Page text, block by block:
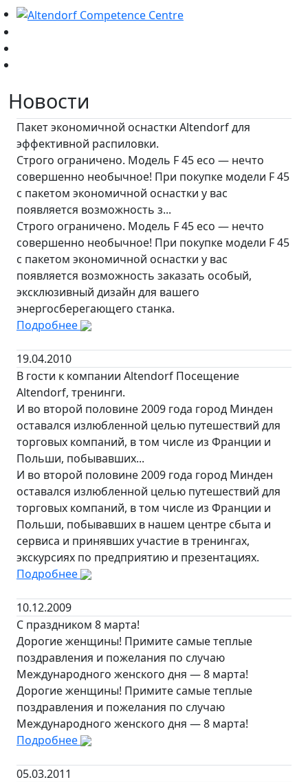
Новости
Пакет экономичной оснастки Altendorf для
эффективной распиловки.
Строго ограничено. Модель F 45 eco — нечто
совершенно необычное! При покупке модели F 45
с пакетом экономичной оснастки у вас
появляется возможность з...
Строго ограничено. Модель F 45 eco — нечто
совершенно необычное! При покупке модели F 45
с пакетом экономичной оснастки у вас
появляется возможность заказать особый,
эксклюзивный дизайн для вашего
энергосберегающего станка.
Подробнее
19.04.2010
В гости к компании Altendorf Посещение
Altendorf, тренинги.
И во второй половине 2009 года город Минден
оставался излюбленной целью путешествий для
торговых компаний, в том числе из Франции и
Польши, побывавших...
И во второй половине 2009 года город Минден
оставался излюбленной целью путешествий для
торговых компаний, в том числе из Франции и
Польши, побывавших в нашем центре сбыта и
сервиса и принявших участие в тренингах,
экскурсиях по предприятию и презентациях.
Подробнее
10.12.2009
С праздником 8 марта!
Дорогие женщины! Примите самые теплые
поздравления и пожелания по случаю
Международного женского дня — 8 марта!
Дорогие женщины! Примите самые теплые
поздравления и пожелания по случаю
Международного женского дня — 8 марта!
Подробнее
05.03.2011